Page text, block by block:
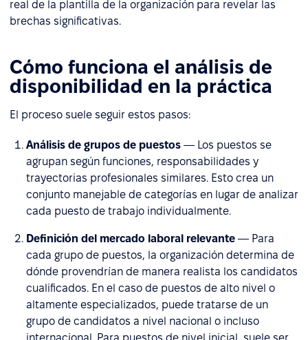
real de la plantilla de la organización para revelar las
brechas significativas.
Cómo funciona el análisis de
disponibilidad en la práctica
El proceso suele seguir estos pasos:
Análisis de grupos de puestos — Los puestos se
agrupan según funciones, responsabilidades y
trayectorias profesionales similares. Esto crea un
conjunto manejable de categorías en lugar de analizar
cada puesto de trabajo individualmente.
Definición del mercado laboral relevante — Para
cada grupo de puestos, la organización determina de
dónde provendrían de manera realista los candidatos
cualificados. En el caso de puestos de alto nivel o
altamente especializados, puede tratarse de un
grupo de candidatos a nivel nacional o incluso
internacional. Para puestos de nivel inicial, suele ser